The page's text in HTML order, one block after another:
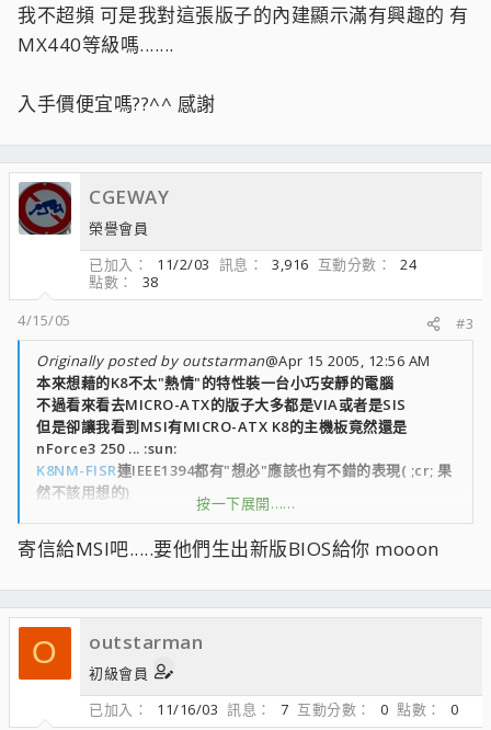
我不超頻 可是我對這張版子的內建顯示滿有興趣的 有
MX440等級嗎.......
入手價便宜嗎??^^ 感謝
CGEWAY
榮譽會員
已加入
11/2/03 訊息 3,916 互動分數
24
點數
38
4/15/05
#3
Originally posted by outstarman@Apr 15 2005, 12:56 AM
本來想藉的K8不太"熱情"的特性裝一台小巧安靜的電腦
不過看來看去MICRO-ATX的版子大多都是VIA或者是SIS
但是卻讓我看到MSI有MICRO-ATX K8的主機板竟然還是
nForce3 250 ... :sun:
K8NM-FISR連IEEE1394都有"想必"應該也有不錯的表現( ;cr; 果
然不該用想的)
馬上就到光華去將這張板子買回來...當然馬上裝好看看BIOS有哪
些選項(當然是超頻的部份... :OO: )
沒想到一看...真空曠的選項...(二話不說ALT+F3按下去..果然多
版子.. :blink: )
MEMCLOCK部分只有AUTO/100/133/166/200這幾個選項
1.1版的BIOS裡有寫到支援CPU FSB 至 450MHZ(我想可能真的
說連明書裡有的1T/2T Memory Timing選項也不見了(更不用
按一下展開……
寄信給MSI吧.....要他們生出新版BIOS給你 mooon
O outstarman
初級會員
已加入
11/16/03 訊息 7 互動分數 0 點數
0